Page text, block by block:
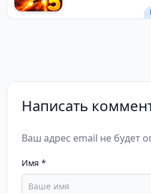
Написать
Ваш адрес email не будет
Имя *